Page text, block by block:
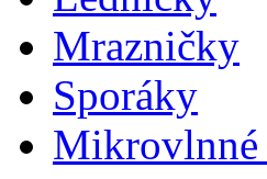
Mrazničky
Sporáky